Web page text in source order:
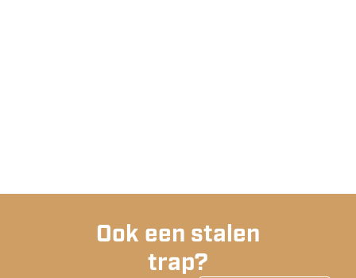
Ook een stalen
trap?